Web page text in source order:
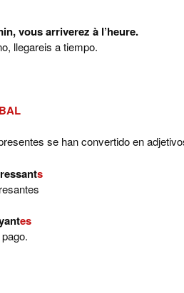
vous arriverez à l’heure.
llegareis a tiempo.
se han convertido en
s
es